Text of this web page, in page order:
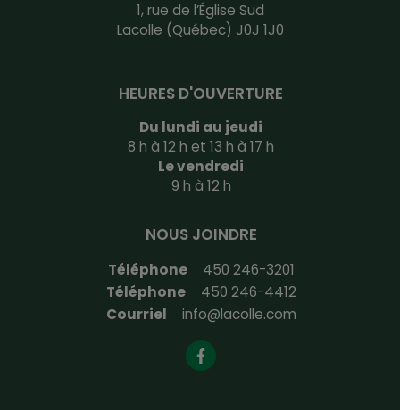
1, rue de l’Église Sud
Lacolle (Québec) J0J 1J0
HEURES D'OUVERTURE
Du lundi au jeudi
8 h à 12 h et 13 h à 17 h
Le vendredi
9 h à 12 h
NOUS JOINDRE
Téléphone
450 246-3201
Téléphone
450 246-4412
Courriel
info@lacolle.com